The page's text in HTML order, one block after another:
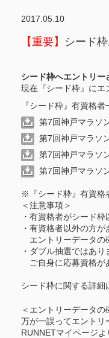
2017.05.10
【重要】 シード
シード枠へエントリー
現在『シード枠』にエ
『シード枠』有資格者
第7回神戸マラソ
第7回神戸マラソ
第7回神戸マラソ
第7回神戸マラソ
※『シード枠』有資格
＜注意事項＞
・有資格者がシード
・有資格者以外の方
エントリーデータの
・ダブル抽選ではあ
ご自身に応募資格が
シード枠に関する詳細
＜エントリーデータの
万が一誤ってエントリ
RUNNETマイページ